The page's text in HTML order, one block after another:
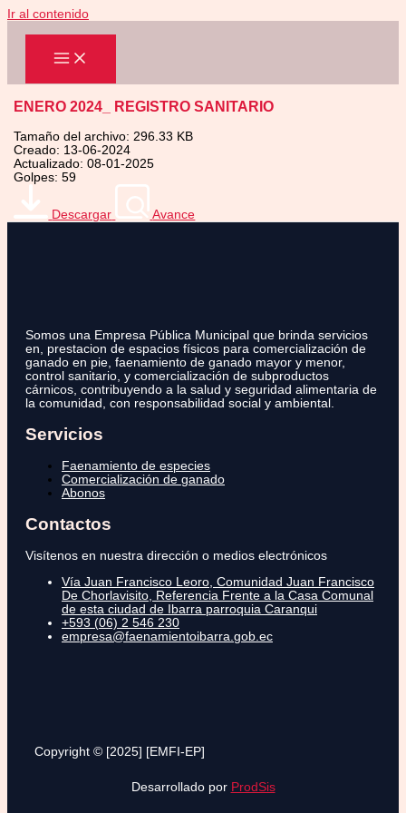
Ir al contenido
ENERO 2024_ REGISTRO SANITARIO
Tamaño del archivo: 296.33 KB
Creado: 13-06-2024
Actualizado: 08-01-2025
Golpes: 59
Descargar Avance
Somos una Empresa Pública Municipal que brinda servicios
en, prestacion de espacios físicos para comercialización de
ganado en pie, faenamiento de ganado mayor y menor,
control sanitario, y comercialización de subproductos
cárnicos, contribuyendo a la salud y seguridad alimentaria de
la comunidad, con responsabilidad social y ambiental.
Servicios
Faenamiento de especies
Comercialización de ganado
Abonos
Contactos
Visítenos en nuestra dirección o medios electrónicos
Vía Juan Francisco Leoro, Comunidad Juan Francisco
De Chorlavisito, Referencia Frente a la Casa Comunal
de esta ciudad de Ibarra parroquia Caranqui
+593 (06) 2 546 230
empresa@faenamientoibarra.gob.ec
Copyright © [2025] [EMFI-EP]
Desarrollado por ProdSis